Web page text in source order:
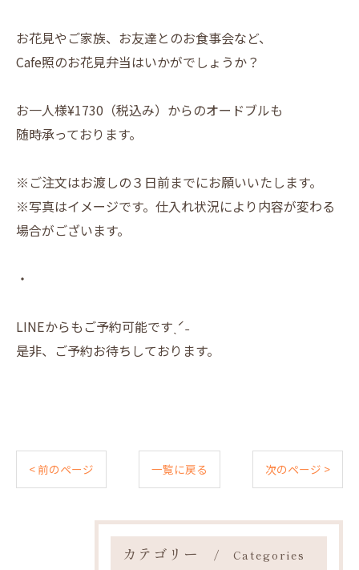
お花見やご家族、お友達とのお食事会など、
Cafe照のお花見弁当はいかがでしょうか？
お一人様¥1730（税込み）からのオードブルも
随時承っております。
※ご注文はお渡しの３日前までにお願いいたします。
※写真はイメージです。仕入れ状況により内容が変わる
場合がございます。
・
LINEからもご予約可能ですˎˊ˗
是非、ご予約お待ちしております。
< 前のページ 一覧に戻る 次のページ >
カテゴリー Categories